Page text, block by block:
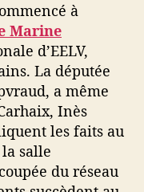
à
Marine
d’EELV,
La députée
a même
Inès
les faits au
salle
du réseau